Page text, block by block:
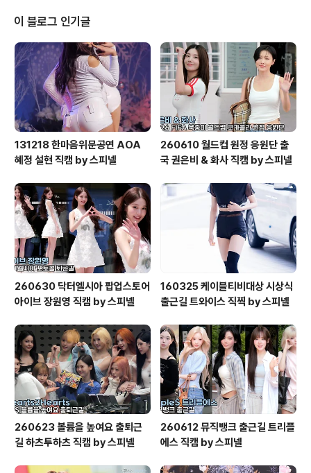
이 블로그 인기글
131218 한마음위문공연 AOA
혜정 설현 직캠 by 스피넬
260610 월드컵 원정 응원단 출
국 권은비 & 화사 직캠 by 스피넬
260630 닥터엘시아 팝업스토어
아이브 장원영 직캠 by 스피넬
160325 케이블티비대상 시상식
출근길 트와이스 직찍 by 스피넬
260623 볼륨을 높여요 출퇴근
길 하츠투하츠 직캠 by 스피넬
260612 뮤직뱅크 출근길 트리플
에스 직캠 by 스피넬